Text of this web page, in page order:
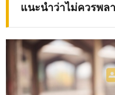
แนะนำว่าไม่ควรพล